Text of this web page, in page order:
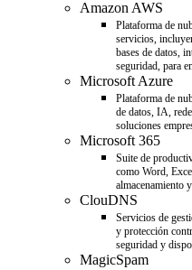
Amazon AWS
Plataforma de
servicios,
bases de datos,
seguridad, para
Microsoft Azure
Plataforma de
de datos, IA,
soluciones
Microsoft 365
Suite de
como Word,
almacenamiento
ClouDNS
Servicios de
y protección
seguridad y
MagicSpam